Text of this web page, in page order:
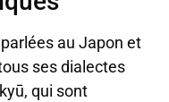
au Japon et
ses dialectes
qui sont